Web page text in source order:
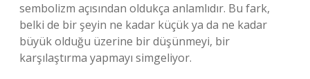
sembolizm açısından oldukça anlamlıdır. Bu fark,
belki de bir şeyin ne kadar küçük ya da ne kadar
büyük olduğu üzerine bir düşünmeyi, bir
karşılaştırma yapmayı simgeliyor.